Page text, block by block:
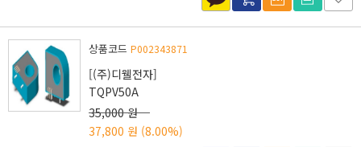
상품코드 P002343871
[(주)디웰전자]
TQPV50A
35,000 원
37,800 원 (8.00%)